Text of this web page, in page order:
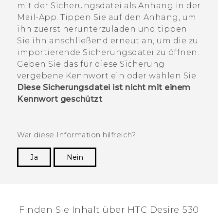
mit der Sicherungsdatei als Anhang in der
Mail -App. Tippen Sie auf den Anhang, um
ihn zuerst herunterzuladen und tippen
Sie ihn anschließend erneut an, um die zu
importierende Sicherungsdatei zu öffnen.
Geben Sie das für diese Sicherung
vergebene Kennwort ein oder wählen Sie
Diese Sicherungsdatei ist nicht mit einem
Kennwort geschützt
War diese Information hilfreich?
Ja
Nein
Finden Sie Inhalt über‎ HTC Desire 530